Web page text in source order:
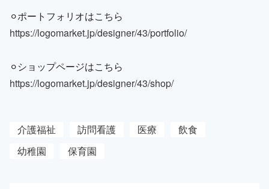
⚪︎ポートフォリオはこちら
https://logomarket.jp/designer/43/portfolio/
⚪︎ショップページはこちら
https://logomarket.jp/designer/43/shop/
介護福祉 訪問看護 医療
飲食
幼稚園
保育園